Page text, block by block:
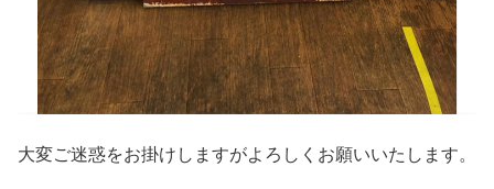
大変ご迷惑をお掛けしますがよろしくお願いいたします。